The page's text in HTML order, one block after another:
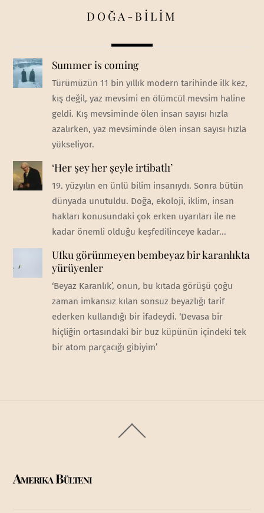
DOĞA-BİLİM
Summer is coming
Türümüzün 11 bin yıllık modern tarihinde ilk kez,
kış değil, yaz mevsimi en ölümcül mevsim haline
geldi. Kış mevsiminde ölen insan sayısı hızla
azalırken, yaz mevsiminde ölen insan sayısı hızla
yükseliyor.
‘Her şey her şeyle irtibatlı’
19. yüzyılın en ünlü bilim insanıydı. Sonra bütün
dünyada unutuldu. Doğa, ekoloji, iklim, insan
hakları konusundaki çok erken uyarıları ile ne
kadar önemli olduğu keşfedilinceye kadar...
Ufku görünmeyen bembeyaz bir karanlıkta
yürüyenler
‘Beyaz Karanlık’, onun, bu kıtada görüşü çoğu
zaman imkansız kılan sonsuz beyazlığı tarif
ederken kullandığı bir ifadeydi. ‘Devasa bir
hiçliğin ortasındaki bir buz küpünün içindeki tek
bir atom parçacığı gibiyim’
To
Amerika Bülteni